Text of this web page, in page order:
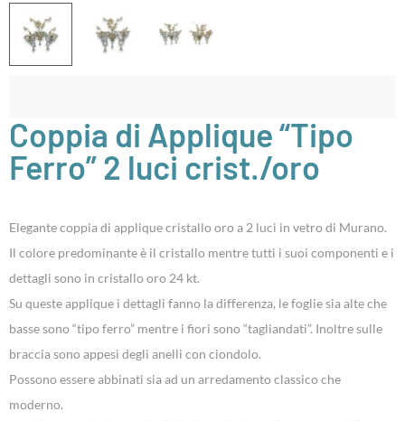
Coppia di Applique “Tipo
Ferro” 2 luci crist./oro
Elegante coppia di applique cristallo oro a 2 luci in vetro di Murano.
Il colore predominante è il cristallo mentre tutti i suoi componenti e i
dettagli sono in cristallo oro 24 kt.
Su queste applique i dettagli fanno la differenza, le foglie sia alte che
basse sono “tipo ferro” mentre i fiori sono “tagliandati”. Inoltre sulle
braccia sono appesi degli anelli con ciondolo.
Possono essere abbinati sia ad un arredamento classico che
moderno.